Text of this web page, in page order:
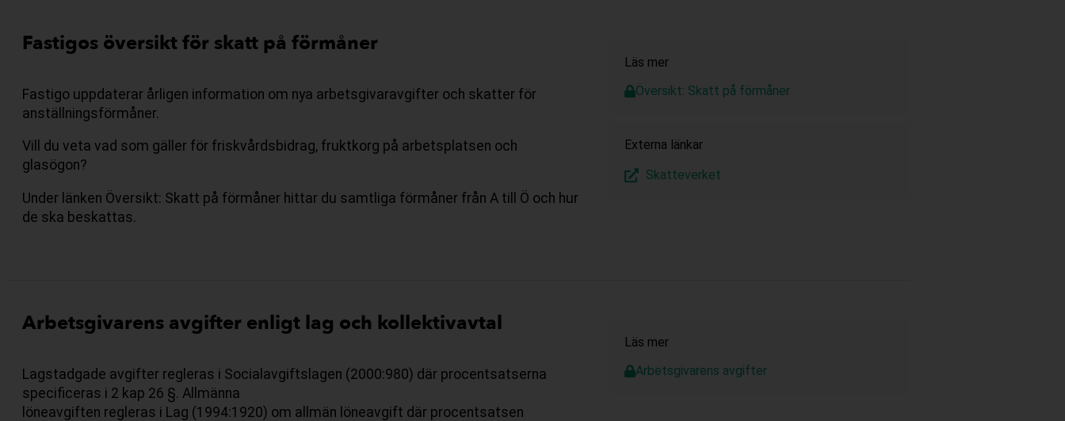
Fastigos översikt för skatt på förmåner
Fastigo uppdaterar årligen information om nya arbetsgivaravgifter och skatter för
anställningsförmåner.
Vill du veta vad som gäller för friskvårdsbidrag, fruktkorg på arbetsplatsen och
glasögon?
Under länken Översikt: Skatt på förmåner hittar du samtliga förmåner från A till Ö och hur
de ska beskattas.
Läs mer
Översikt: Skatt på förmåner
Externa länkar
Skatteverket
Arbetsgivarens avgifter enligt lag och kollektivavtal
Lagstadgade avgifter regleras i Socialavgiftslagen (2000:980) där procentsatserna
specificeras i 2 kap 26 §. Allmänna
löneavgiften regleras i Lag (1994:1920) om allmän löneavgift där procentsatsen
Läs mer
Arbetsgivarens avgifter